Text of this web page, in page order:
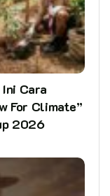
Cara
For Climate”
2026